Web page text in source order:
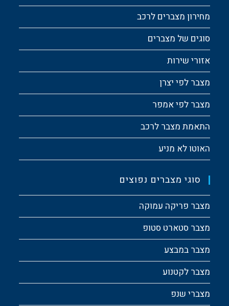
מחירון מצברים לרכב
סוגים של מצברים
אזורי שירות
מצבר לפי יצרן
מצבר לפי אמפר
התאמת מצבר לרכב
האוטו לא מניע
סוגי מצברים נפוצים
מצבר פריקה עמוקה
מצבר סטארט סטופ
מצבר במבצע
מצבר לקטנוע
מצברי שנפ